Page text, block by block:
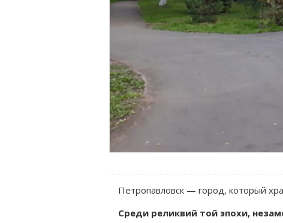
Петропавловск — город, который
Среди реликвий той эпохи,